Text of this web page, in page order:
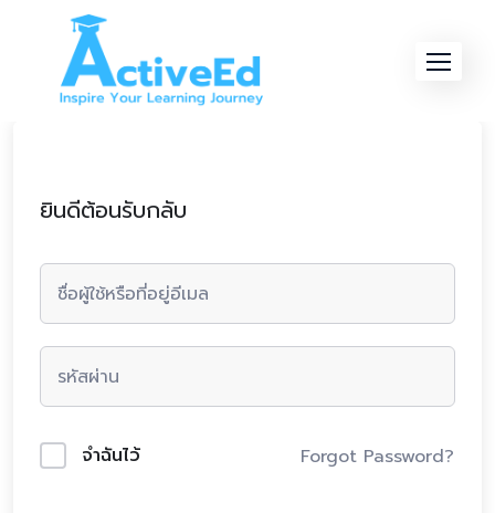
content
ยินดีต้อนรับกลับ
จำฉันไว้ Forgot Password?